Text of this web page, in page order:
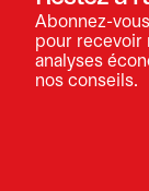
Abonnez-
pour recevoir
analyses
nos conseils.